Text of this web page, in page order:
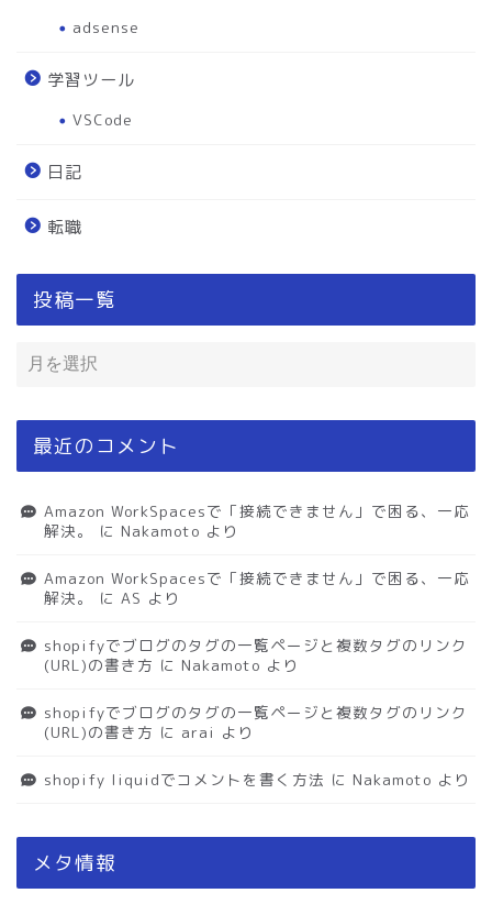
adsense
学習ツール
VSCode
日記
転職
投稿一覧
最近のコメント
Amazon WorkSpacesで「接続できません」で困る、一応
解決。
に Nakamoto より
Amazon WorkSpacesで「接続できません」で困る、一応
解決。
に AS より
shopifyでブログのタグの一覧ページと複数タグのリンク
(URL)の書き方 に Nakamoto より
shopifyでブログのタグの一覧ページと複数タグのリンク
(URL)の書き方 に arai より
shopify liquidでコメントを書く方法 に Nakamoto より
メタ情報